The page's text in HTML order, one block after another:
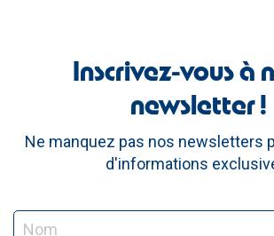
Inscrivez-vous à
newsletter !
Ne manquez pas nos newsletters
d'informations